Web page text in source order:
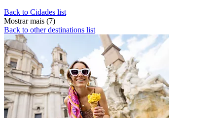
Back to Cidades list
Mostrar mais (7)
Back to other destinations list